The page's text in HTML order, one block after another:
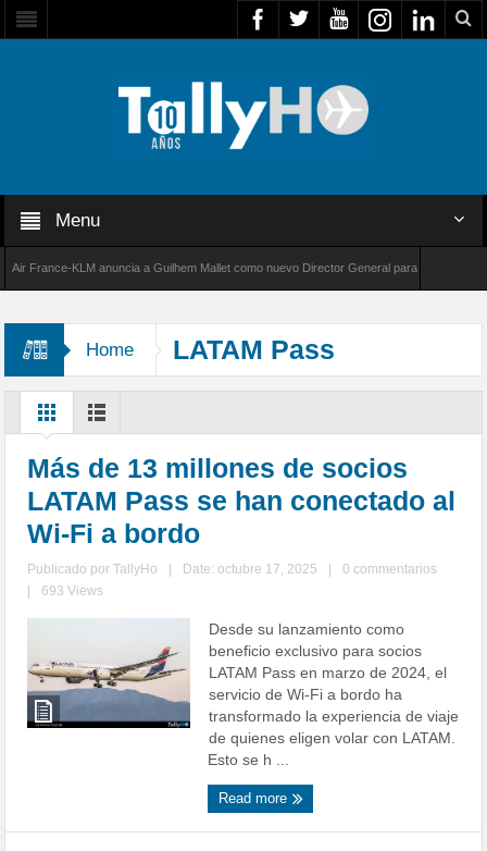
Menu
KLM anuncia a Guilhem Mallet como nuevo Director General para América Latina
Home LATAM Pass
Más de 13 millones de socios
LATAM Pass se han conectado al
Wi-Fi a bordo
Publicado porTallyHo Date: octubre 17, 2025
0 commentarios
693 Views
Desde su lanzamiento como
beneficio exclusivo para socios
LATAM Pass en marzo de 2024, el
servicio de Wi-Fi a bordo ha
transformado la experiencia de viaje
de quienes eligen volar con LATAM.
Esto se h ...
Read more